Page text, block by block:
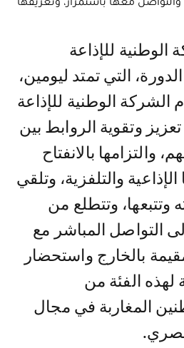
التي تمتد ليومين،
الشركة الوطنية للإذاعة
وتقوية الروابط بين
والتزامها بالانفتاح
والتلفزية، وتلقي
وتتبعها، وتتطلع من
التواصل المباشر مع
بالخارج واستحضار
الفئة من
المغاربة في مجال